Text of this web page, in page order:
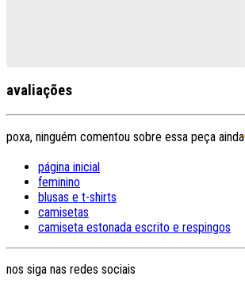
avaliações
poxa, ninguém comentou sobre essa peça ainda
página inicial
feminino
blusas e t-shirts
camisetas
camiseta estonada escrito e respingos
nos siga nas redes sociais